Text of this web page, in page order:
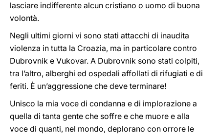
lasciare indifferente alcun cristiano o uomo di buona
volontà.
Negli ultimi giorni vi sono stati attacchi di inaudita
violenza in tutta la Croazia, ma in particolare contro
Dubrovnik e Vukovar. A Dubrovnik sono stati colpiti,
tra l’altro, alberghi ed ospedali affollati di rifugiati e di
feriti. È un’aggressione che deve terminare!
Unisco la mia voce di condanna e di implorazione a
quella di tanta gente che soffre e che muore e alla
voce di quanti, nel mondo, deplorano con orrore le